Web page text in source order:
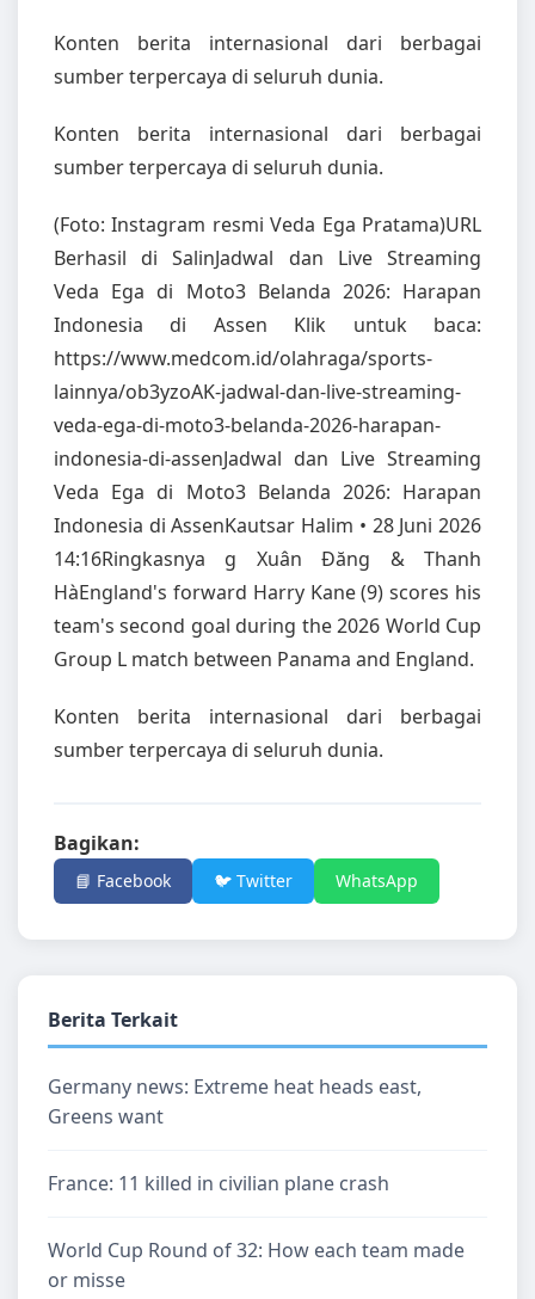
Konten berita internasional dari berbagai
sumber terpercaya di seluruh dunia.
Konten berita internasional dari berbagai
sumber terpercaya di seluruh dunia.
(Foto: Instagram resmi Veda Ega Pratama)URL
Berhasil di SalinJadwal dan Live Streaming
Veda Ega di Moto3 Belanda 2026: Harapan
Indonesia di Assen Klik untuk baca:
https://www.medcom.id/olahraga/sports-
lainnya/ob3yzoAK-jadwal-dan-live-streaming-
veda-ega-di-moto3-belanda-2026-harapan-
indonesia-di-assenJadwal dan Live Streaming
Veda Ega di Moto3 Belanda 2026: Harapan
Indonesia di AssenKautsar Halim • 28 Juni 2026
14:16Ringkasnya g Xuân Đăng & Thanh
HàEngland's forward Harry Kane (9) scores his
team's second goal during the 2026 World Cup
Group L match between Panama and England.
Konten berita internasional dari berbagai
sumber terpercaya di seluruh dunia.
Bagikan:
📘 Facebook 🐦 Twitter WhatsApp
Berita Terkait
Germany news: Extreme heat heads east,
Greens want
France: 11 killed in civilian plane crash
World Cup Round of 32: How each team made
or misse